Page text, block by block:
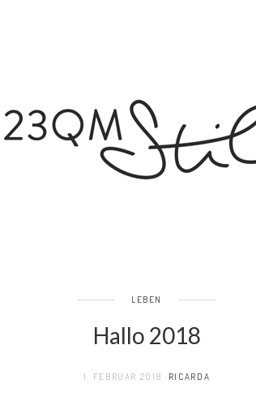
LEBEN
Hallo 2018
1. FEBRUAR 2018 RICARDA